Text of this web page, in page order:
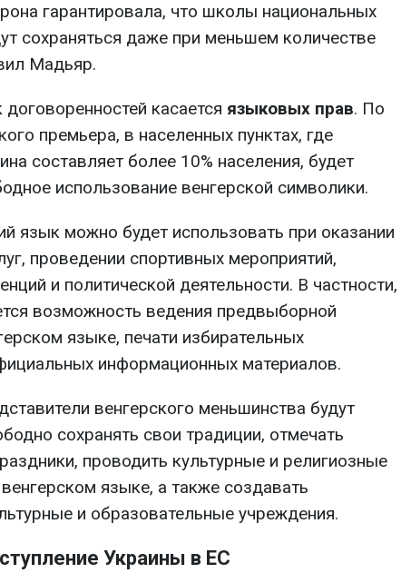
гарантировала, что школы национальных
сохраняться даже при меньшем количестве
Мадьяр.
касается языковых прав. По
премьера, в населенных пунктах, где
составляет более 10% населения, будет
использование венгерской символики.
язык можно будет использовать при оказании
проведении спортивных мероприятий,
и политической деятельности. В частности,
возможность ведения предвыборной
языке, печати избирательных
информационных материалов.
венгерского меньшинства будут
сохранять свои традиции, отмечать
проводить культурные и религиозные
языке, а также создавать
и образовательные учреждения.
Украины в ЕС